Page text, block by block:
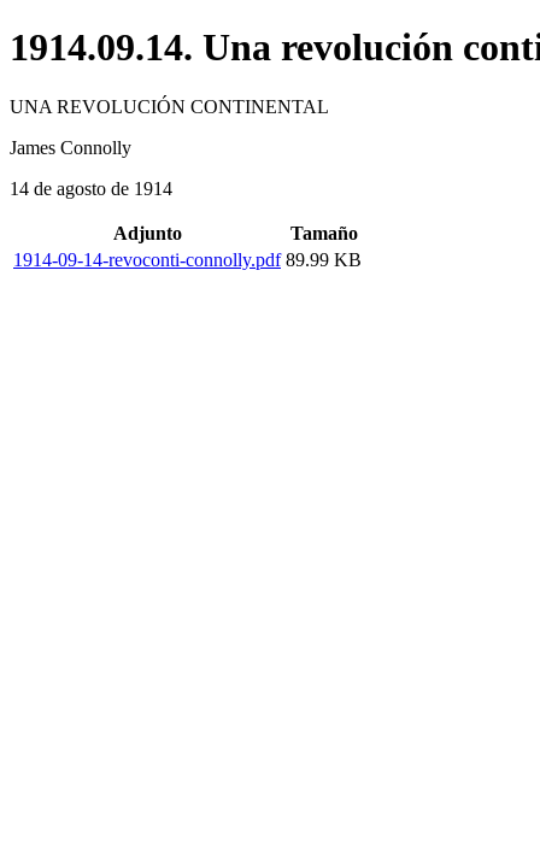
1914.09.14. Una revolución
UNA REVOLUCIÓN CONTINENTAL
James Connolly
14 de agosto de 1914
Adjunto
Tamaño
1914-09-14-revoconti-connolly.pdf 89.99 KB